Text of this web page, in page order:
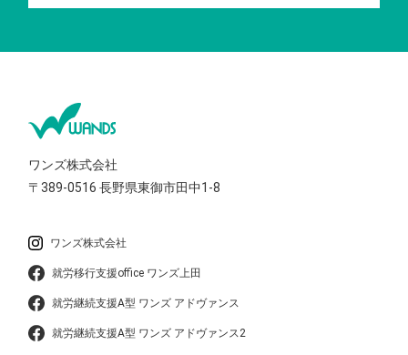
ワンズ株式会社
〒389-0516長野県東御市田中1-8
ワンズ株式会社
就労移行支援office ワンズ上田
就労継続支援A型 ワンズ アドヴァンス
就労継続支援A型 ワンズ アドヴァンス2